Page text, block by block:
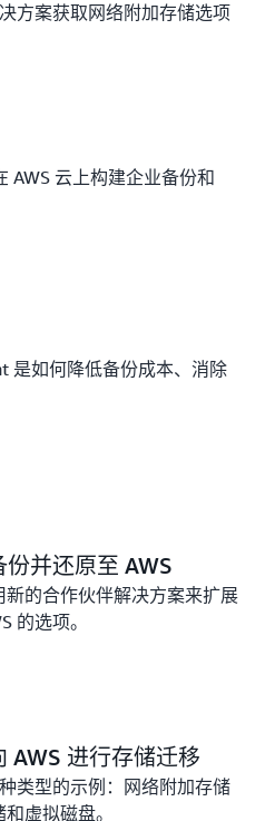
方案获取网络附加存储选项
AWS 云上构建企业备份和
是如何降低备份成本、消除
并还原至 AWS
的合作伙伴解决方案来扩展
的选项。
AWS 进行存储迁移
类型的示例：网络附加存储
虚拟磁盘。